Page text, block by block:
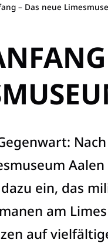
– Das neue
ein, das
am
auf